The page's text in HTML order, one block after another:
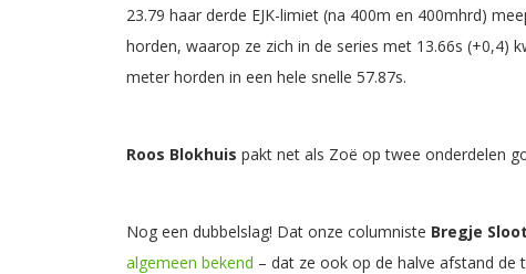
23.79 haar derde EJK-limiet (na 400m en 400mhrd)
horden, waarop ze zich in de series met 13.66s (+0,4)
meter horden in een hele snelle 57.87s.
Roos Blokhuis pakt net als Zoë op twee onderdelen
Nog een dubbelslag! Dat onze columniste Bregje Sloot
algemeen bekend – dat ze ook op de halve afstand de